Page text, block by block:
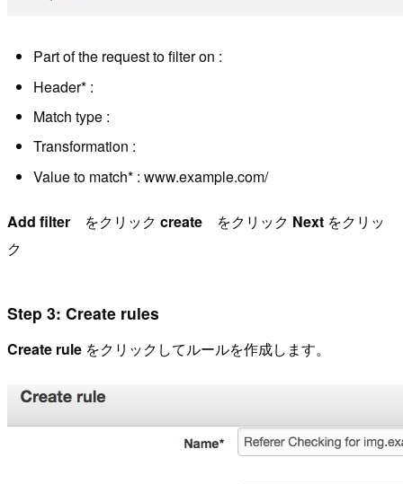
Part of the request to filter on :
Header* :
Match type :
Transformation :
Value to match* : www.example.com/
Add filter をクリック create をクリック Next をクリッ
ク
Step 3: Create rules
Create rule をクリックしてルールを作成します。